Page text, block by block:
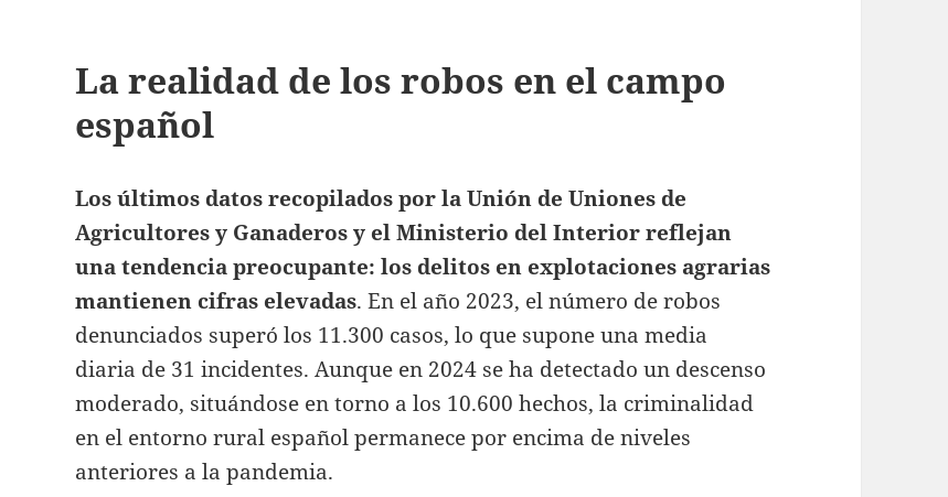
La realidad de los robos en el campo
español
Los últimos datos recopilados por la Unión de Uniones de
Agricultores y Ganaderos y el Ministerio del Interior reflejan
una tendencia preocupante: los delitos en explotaciones agrarias
mantienen cifras elevadas. En el año 2023, el número de robos
denunciados superó los 11.300 casos, lo que supone una media
diaria de 31 incidentes. Aunque en 2024 se ha detectado un descenso
moderado, situándose en torno a los 10.600 hechos, la criminalidad
en el entorno rural español permanece por encima de niveles
anteriores a la pandemia.